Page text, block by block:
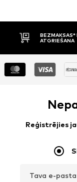
BEZMAKSAS*
ATGRIEŠANA
Reģistrējies
Tava e-